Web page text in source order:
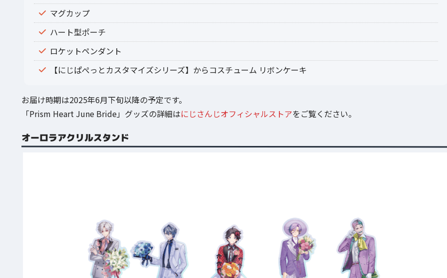
マグカップ
ハート型ポーチ
ロケットペンダント
【にじぱぺっとカスタマイズシリーズ】からコスチューム リボンケーキ
お届け時期は2025年6月下旬以降の予定です。
「Prism Heart June Bride」グッズの詳細はにじさんじオフィシャルストアをご覧ください。
オーロラアクリルスタンド